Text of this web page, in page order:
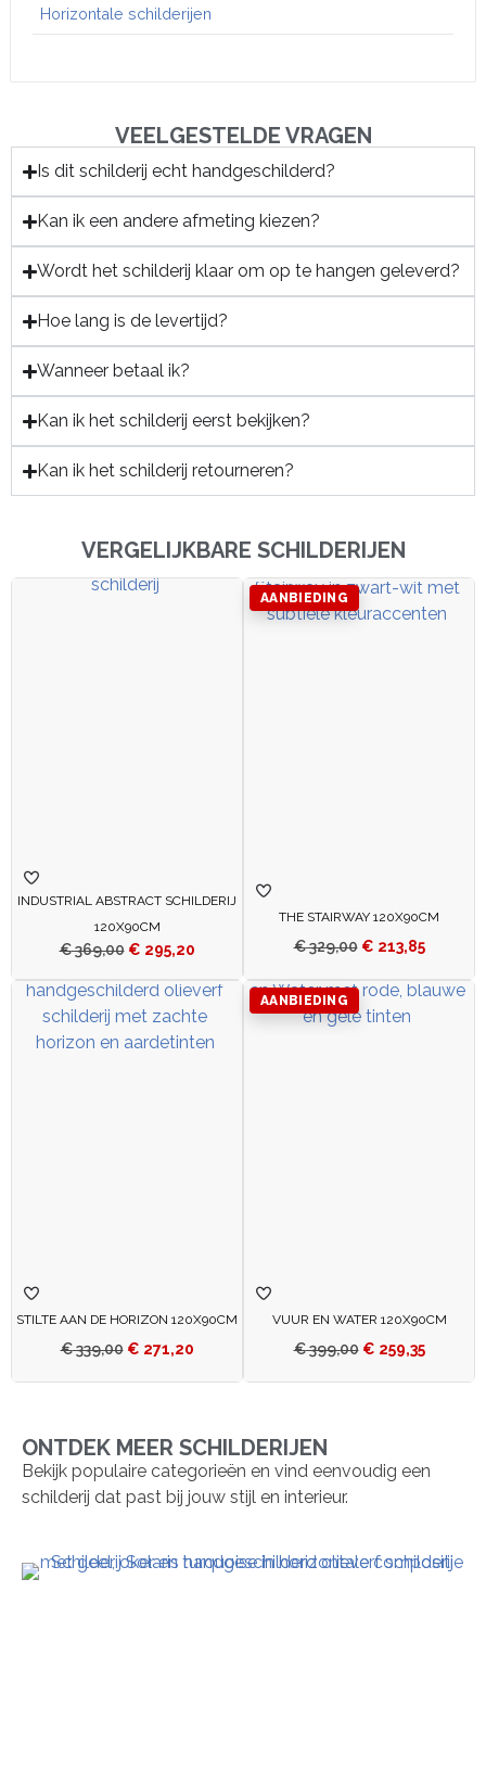
Horizontale schilderijen
VEELGESTELDE VRAGEN
Is dit schilderij echt handgeschilderd?
Kan ik een andere afmeting kiezen?
Wordt het schilderij klaar om op te hangen geleverd?
Hoe lang is de levertijd?
Wanneer betaal ik?
Kan ik het schilderij eerst bekijken?
Kan ik het schilderij retourneren?
VERGELIJKBARE SCHILDERIJEN
INDUSTRIAL ABSTRACT SCHILDERIJ
120X90CM
€369,00 € 295,20
AANBIEDING
THE STAIRWAY 120X90CM
€329,00 € 213,85
STILTE AAN DE HORIZON 120X90CM
€339,00 € 271,20
AANBIEDING
VUUR EN WATER 120X90CM
€399,00 € 259,35
ONTDEK MEER SCHILDERIJEN
Bekijk populaire categorieën en vind eenvoudig een
schilderij dat past bij jouw stijl en interieur.